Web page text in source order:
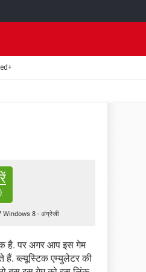
Windows 8-अंग्रेजी
है. पर अगर आप इस गेम
ब्ल्यूस्टिक एम्युलेटर की